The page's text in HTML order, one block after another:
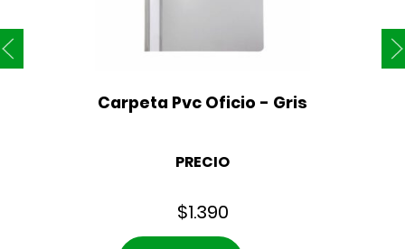
Carpeta Pvc Oficio - Gris
PRECIO
$1.390